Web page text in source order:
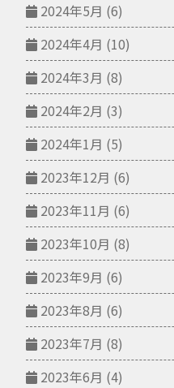
2024年5月 (6)
2024年4月 (10)
2024年3月 (8)
2024年2月 (3)
2024年1月 (5)
2023年12月 (6)
2023年11月 (6)
2023年10月 (8)
2023年9月 (6)
2023年8月 (6)
2023年7月 (8)
2023年6月 (4)